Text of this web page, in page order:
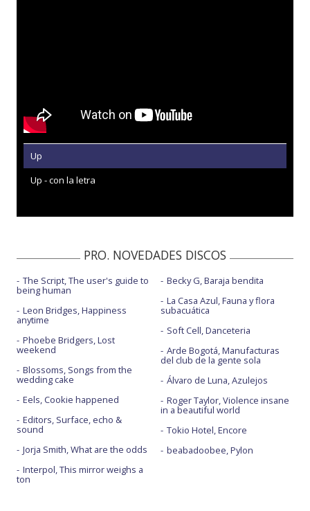
Up
Up - con la letra
PRO. NOVEDADES DISCOS
The Script, The user's guide to
being human
Leon Bridges, Happiness
anytime
Phoebe Bridgers, Lost
weekend
Blossoms, Songs from the
wedding cake
Eels, Cookie happened
Editors, Surface, echo &
sound
Jorja Smith, What are the odds
Interpol, This mirror weighs a
ton
Becky G, Baraja bendita
La Casa Azul, Fauna y flora
subacuática
Soft Cell, Danceteria
Arde Bogotá, Manufacturas
del club de la gente sola
Álvaro de Luna, Azulejos
Roger Taylor, Violence insane
in a beautiful world
Tokio Hotel, Encore
beabadoobee, Pylon